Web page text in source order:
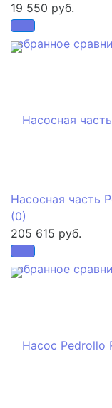
избранное
19 550 руб.
избранное
Насосная часть
(0)
205 615 руб.